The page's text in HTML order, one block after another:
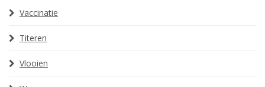
Vaccinatie
Titeren
Vlooien